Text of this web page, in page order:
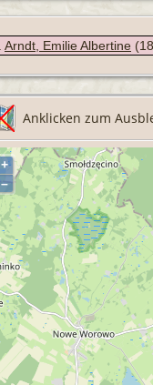
Arndt, Emilie Albertine
Anklicken zum
+
–